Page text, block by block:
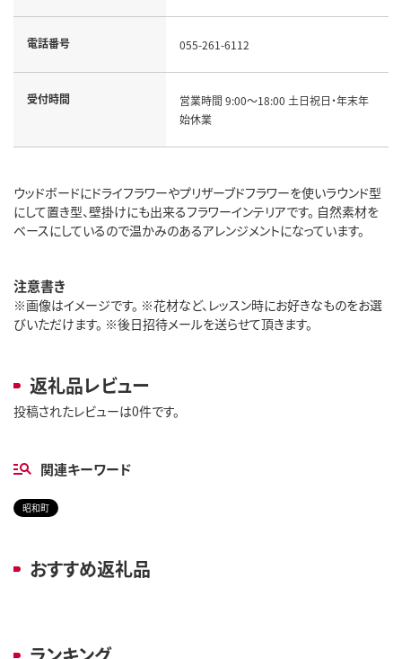
電話番号 055-261-6112
受付時間
営業時間 9:00～18:00 土日祝日・年末年
始休業
ウッドボードにドライフラワーやプリザーブドフラワーを使いラウンド型
にして置き型、壁掛けにも出来るフラワーインテリアです。 自然素材を
ベースにしているので温かみのあるアレンジメントになっています。
注意書き
※画像はイメージです。 ※花材など、レッスン時にお好きなものをお選
びいただけます。 ※後日招待メールを送らせて頂きます。
返礼品レビュー
投稿されたレビューは0件です。
関連キーワード
昭和町
おすすめ返礼品